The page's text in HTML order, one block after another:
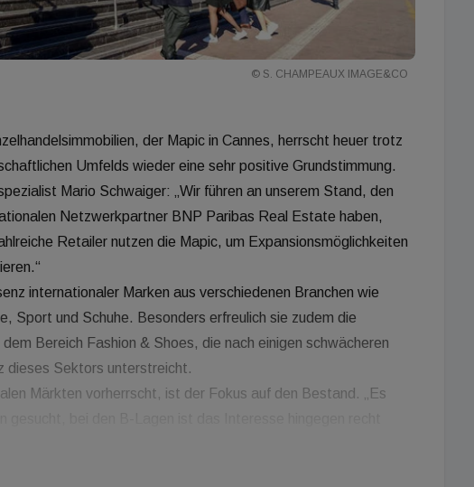
© S. CHAMPEAUX IMAGE&CO
der Mapic in Cannes, herrscht heuer trotz
Umfelds wieder eine sehr positive Grundstimmung.
Mario Schwaiger: „Wir führen an unserem Stand, den
Netzwerkpartner BNP Paribas Real Estate haben,
Retailer nutzen die Mapic, um Expansionsmöglichkeiten
internationaler Marken aus verschiedenen Branchen wie
Sport und Schuhe. Besonders erfreulich sie zudem die
Bereich Fashion & Shoes, die nach einigen schwächeren
dieses Sektors unterstreicht.
Märkten vorherrscht, ist der Fokus auf den Bestand. „Es